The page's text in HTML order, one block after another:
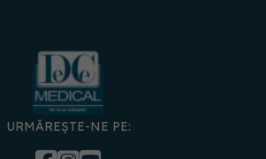
URMĂREȘTE-NE PE:
DESCARCĂ APLICAȚIA